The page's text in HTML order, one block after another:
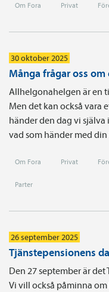
Om Fora Privat
30 oktober 2025
Många frågar oss
Allhelgonahelgen är en
Men det kan också vara
händer den dag vi själva
vad som händer med
Om Fora Privat
Parter
26 september 2025
Tjänstepensionens
Den 27 september är
Vi vill också påminna